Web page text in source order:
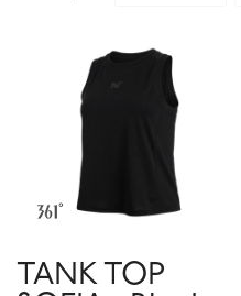
TANK TOP